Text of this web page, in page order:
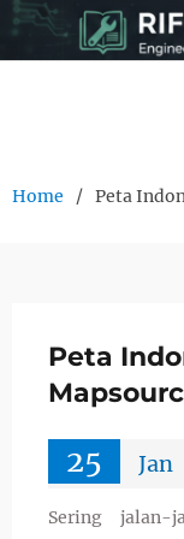
Skip
Home Peta
Peta
25 Jan
Sering